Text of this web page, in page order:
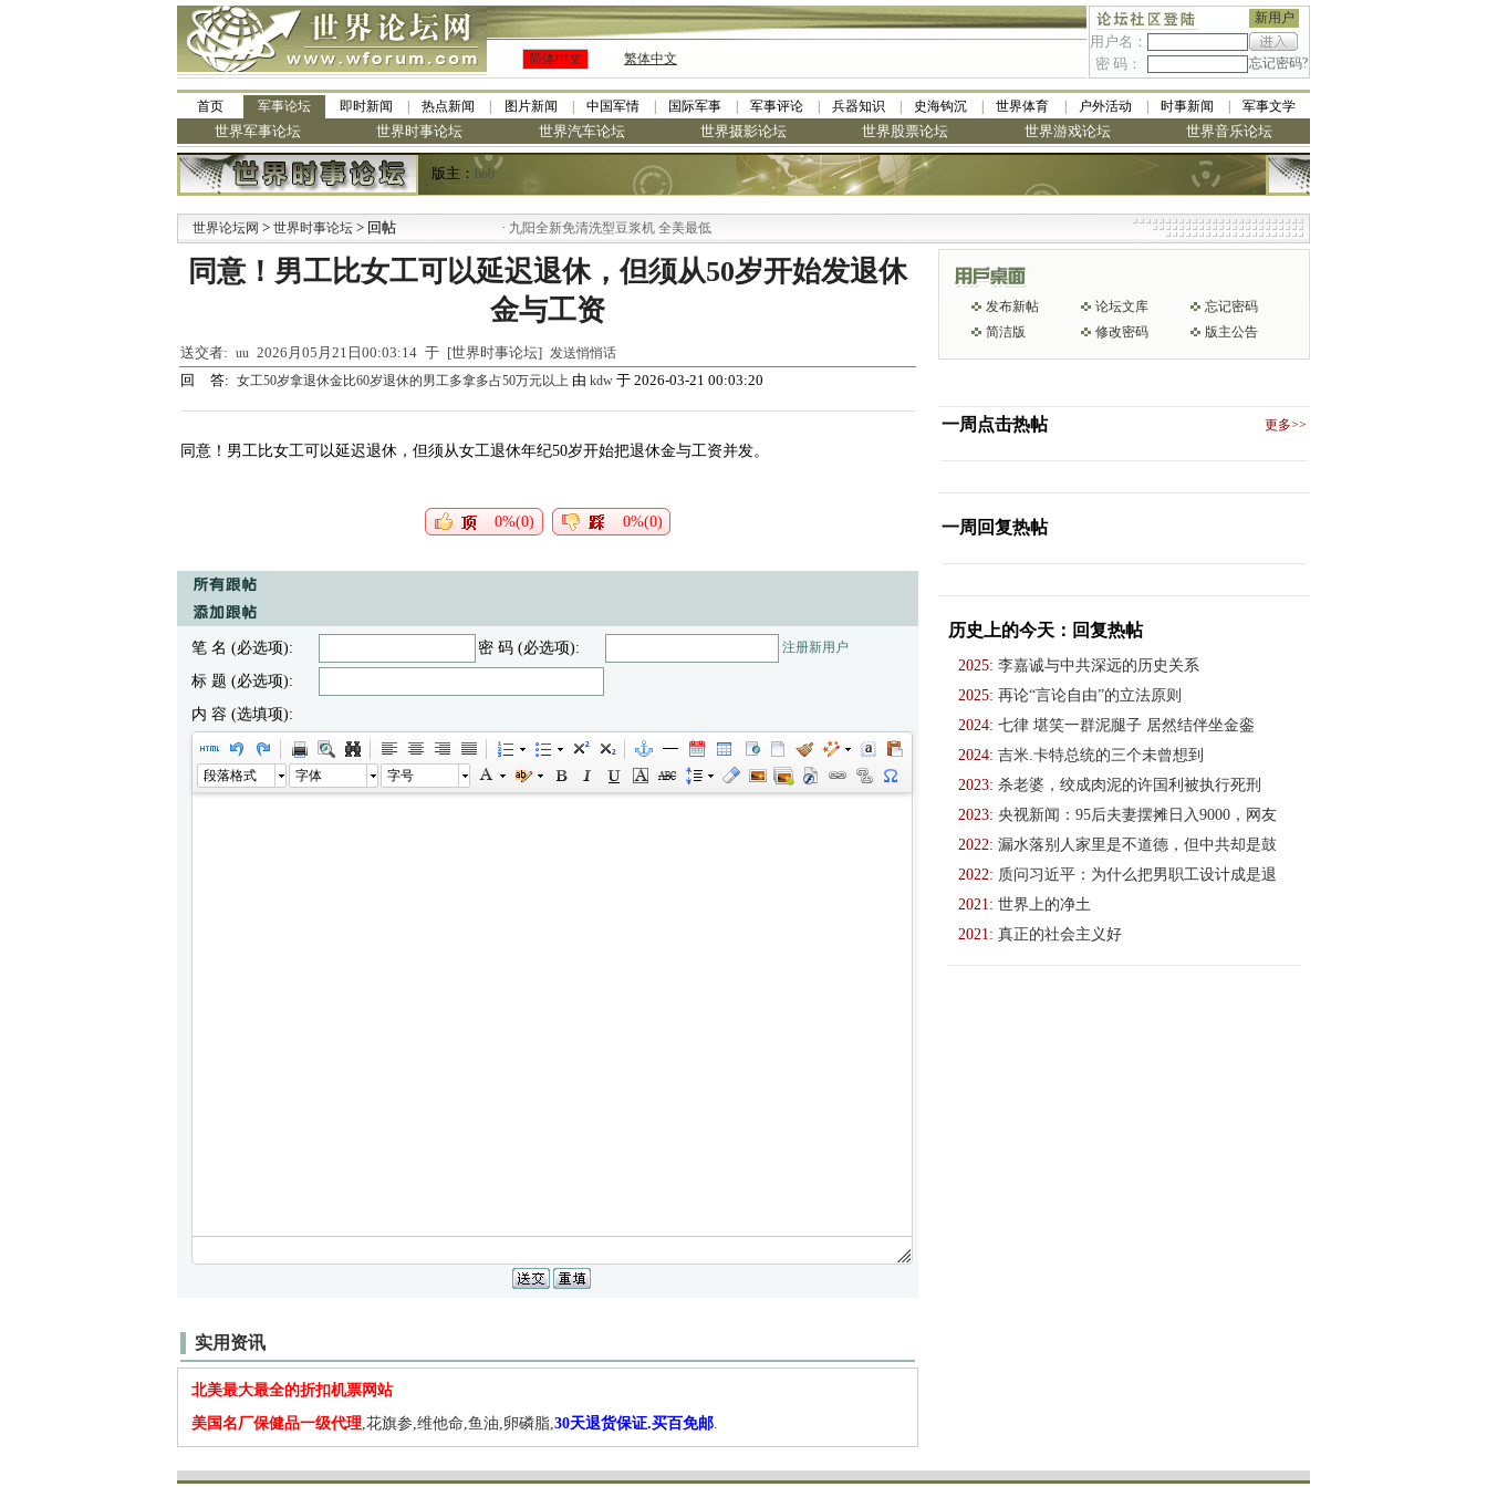
新用户
用户名：
密 码：
忘记密码?
简体中文 繁体中文
首页 军事论坛 即时新闻 热点新闻 图片新闻 中国军情 国际军事 军事评论 兵器知识 史海钩沉 世界体育 户外活动 时事新闻 军事文学
世界军事论坛 世界时事论坛 世界汽车论坛 世界摄影论坛 世界股票论坛 世界游戏论坛 世界音乐论坛
版主： bob
世界论坛网 > 世界时事论坛 > 回帖 九阳全新免清洗型豆浆机 全美最低
同意！男工比女工可以延迟退休，但须从50岁开始发退休
金与工资
送交者: uu 2026月05月21日00:03:14 于 [世界时事论坛] 发送悄悄话
回 答: 女工50岁拿退休金比60岁退休的男工多拿多占50万元以上 由 kdw 于 2026-03-21 00:03:20
同意！男工比女工可以延迟退休，但须从女工退休年纪50岁开始把退休金与工资并发。
0%(0) 0%(0)
笔 名 (必选项): 密 码 (必选项): 注册新用户
标 题 (必选项):
内 容 (选填项):
段落格式 字体 字号
实用资讯
北美最大最全的折扣机票网站
美国名厂保健品一级代理,花旗参,维他命,鱼油,卵磷脂,30天退货保证.买百免邮.
发布新帖 论坛文库
忘记密码
简洁版
修改密码 版主公告
一周点击热帖 更多>>
一周回复热帖
历史上的今天：回复热帖
2025: 李嘉诚与中共深远的历史关系
2025: 再论“言论自由”的立法原则
2024: 七律 堪笑一群泥腿子 居然结伴坐金銮
2024: 吉米.卡特总统的三个未曾想到
2023: 杀老婆，绞成肉泥的许国利被执行死刑
2023: 央视新闻：95后夫妻摆摊日入9000，网友
2022: 漏水落别人家里是不道德，但中共却是鼓
2022: 质问习近平：为什么把男职工设计成是退
2021: 世界上的净土
2021: 真正的社会主义好